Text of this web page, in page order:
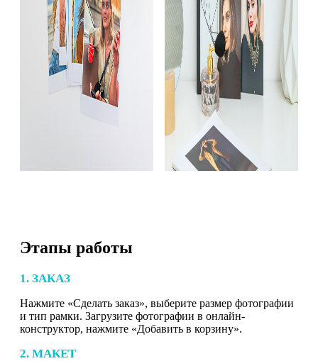
Этапы работы
1. ЗАКАЗ
Нажмите «Сделать заказ», выберите размер фотографии
и тип рамки. Загрузите фотографии в онлайн-
конструктор, нажмите «Добавить в корзину».
2. МАКЕТ